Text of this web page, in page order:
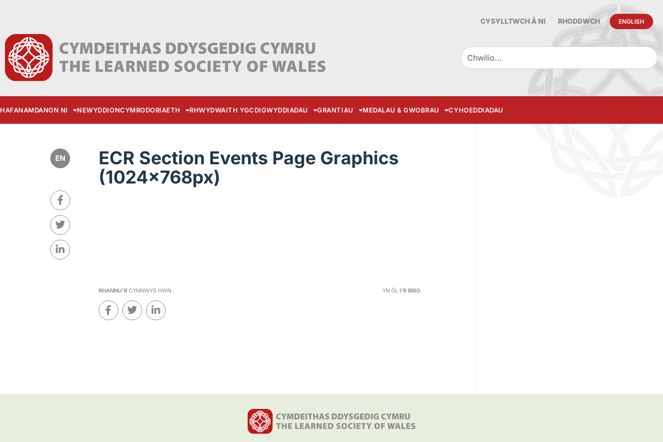
CYSYLLTWCH Â NI RHODDWCH ENGLISH
HAFANAMDANON NI NEWYDDIONCYMRODORIAETH RHWYDWAITH YGCDIGWYDDIADAU GRANTIAU MEDALAU & GWOBRAU CYHOEDDIADAU
EN
ECR Section Events Page Graphics
(1024x768px)
RHANNU'RCYNNWYS HWN YN ÔL I'R BRIG